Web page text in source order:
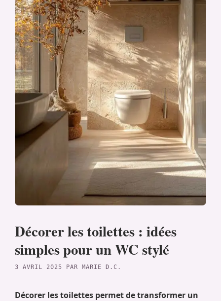
Décorer les toilettes : idées
simples pour un WC stylé
3 AVRIL 2025 PAR MARIE D.C.
Décorer les toilettes permet de transformer un